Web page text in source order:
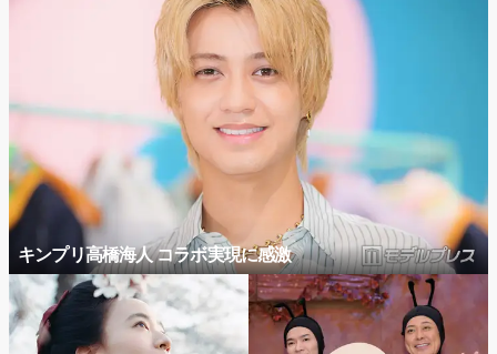
キンプリ高橋海人 コラボ実現に感激